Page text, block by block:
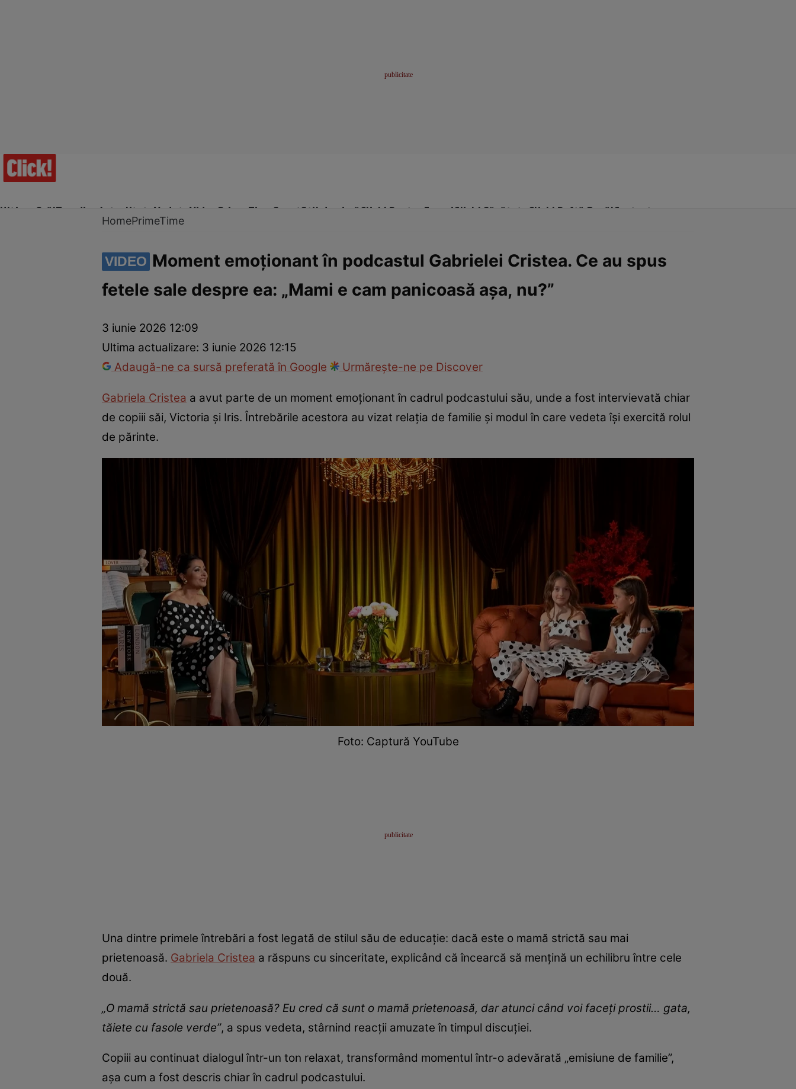
Ultima Oră!Trending Actualitate Vedete Video Prime Time SportStil de viațăClick! Pentru FemeiClick! Sănătate Click! Poftă Bună!Contact
Românii au talentSurvivor RomâniaChefi la cuțiteEurovison
HomePrimeTime
VIDEO Moment emoționant în podcastul Gabrielei Cristea. Ce au spus
fetele sale despre ea: „Mami e cam panicoasă așa, nu?”
3 iunie 2026 12:09
Ultima actualizare: 3 iunie 2026 12:15
Adaugă-ne ca sursă preferată în Google
Urmărește-ne pe Discover
Gabriela Cristea a avut parte de un moment emoționant în cadrul podcastului său, unde a fost intervievată chiar
de copiii săi, Victoria și Iris. Întrebările acestora au vizat relația de familie și modul în care vedeta își exercită rolul
de părinte.
Foto: Captură YouTube
Una dintre primele întrebări a fost legată de stilul său de educație: dacă este o mamă strictă sau mai
prietenoasă. Gabriela Cristea a răspuns cu sinceritate, explicând că încearcă să mențină un echilibru între cele
două.
„O mamă strictă sau prietenoasă? Eu cred că sunt o mamă prietenoasă, dar atunci când voi faceți prostii… gata,
tăiete cu fasole verde”, a spus vedeta, stârnind reacții amuzate în timpul discuției.
Copiii au continuat dialogul într-un ton relaxat, transformând momentul într-o adevărată „emisiune de familie”,
așa cum a fost descris chiar în cadrul podcastului.